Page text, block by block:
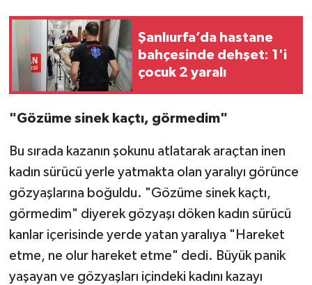
Şanlıurfa’da hastane
bahçesinde dehşet: 1'i
çocuk 2 yaralı
"Gözüme sinek kaçtı, görmedim"
Bu sırada kazanın şokunu atlatarak araçtan inen
kadın sürücü yerle yatmakta olan yaralıyı görünce
gözyaşlarına boğuldu. "Gözüme sinek kaçtı,
görmedim" diyerek gözyaşı döken kadın sürücü
kanlar içerisinde yerde yatan yaralıya "Hareket
etme, ne olur hareket etme" dedi. Büyük panik
yaşayan ve gözyaşları içindeki kadını kazayı